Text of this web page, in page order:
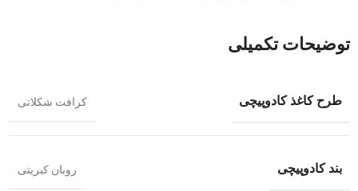
توضیحات تکمیلی
طرح کاغذ کادوپیچی کرافت شکلاتی
بند کادوپیچی روبان کبریتی